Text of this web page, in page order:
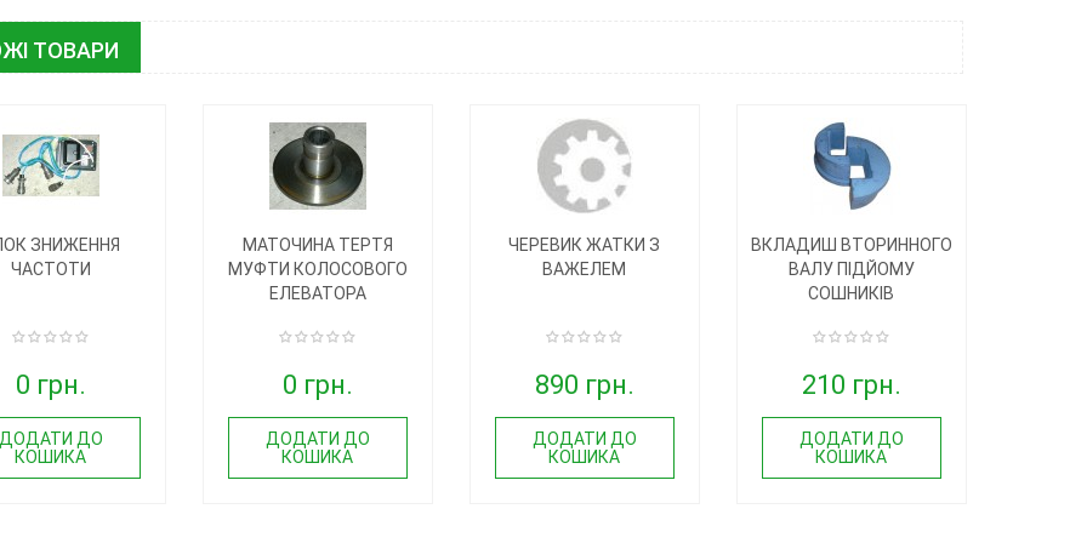
ТОВАРИ
ЗНИЖЕННЯ
ЧАСТОТИ
0 грн.
ДОДАТИ ДО
КОШИКА
МАТОЧИНА ТЕРТЯ
МУФТИ КОЛОСОВОГО
ЕЛЕВАТОРА
0 грн.
ДОДАТИ ДО
КОШИКА
ЧЕРЕВИК ЖАТКИ З
ВАЖЕЛЕМ
890 грн.
ДОДАТИ ДО
КОШИКА
ВКЛАДИШ ВТОРИННОГО
ВАЛУ ПІДЙОМУ
СОШНИКІВ
210 грн.
ДОДАТИ ДО
КОШИКА